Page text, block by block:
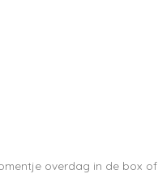
overdag in de box of